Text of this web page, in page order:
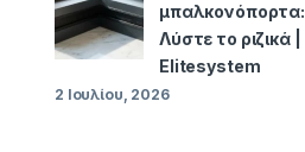
μπαλκονόπορτα:
Λύστε το ριζικά |
Elitesystem
2 Ιουλίου, 2026